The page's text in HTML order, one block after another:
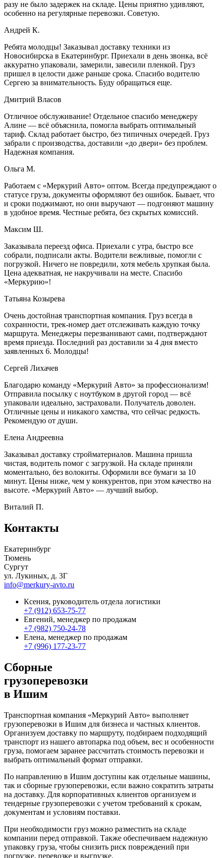
разу не было задержек на складе. Цены приятно удивляют,
особенно на регулярные перевозки. Советую.
Андрей К.
Ребята молодцы! Заказывал доставку техники из
Новосибирска в Екатеринбург. Приехали в день звонка, всё
аккуратно упаковали, замерили, завесили пленкой. Груз
пришел в целости даже раньше срока. Спасибо водителю
Сергею за внимательность. Буду обращаться еще.
Дмитрий Власов
Отличное обслуживание! Отдельное спасибо менеджеру
Алине — всё объяснила, помогла выбрать оптимальный
тариф. Склад работает быстро, без типичных очередей. Груз
забрали с производства, доставили «до двери» без проблем.
Надежная компания.
Ольга М.
Работаем с «Меркурий Авто» оптом. Всегда предупреждают о
статусе груза, документы оформляют без ошибок. Бывает, что
и сроки поджимают, но они выручают — подгоняют машину
в удобное время. Честные ребята, без скрытых комиссий.
Максим Ш.
Заказывала переезд офиса. Приехали с утра, быстро все
собрали, подписали акты. Водители вежливые, помогли с
погрузкой. Ничего не повредили, хотя мебель хрупкая была.
Цена адекватная, не накручивали на месте. Спасибо
«Меркурию»!
Татьяна Козырева
Очень достойная транспортная компания. Груз всегда в
сохранности, трек-номер дает отслеживать каждую точку
маршрута. Менеджеры перезванивают сами, подтверждают
время приезда. Последний раз доставили за 4 дня вместо
заявленных 6. Молодцы!
Сергей Лихачев
Благодарю команду «Меркурий Авто» за профессионализм!
Отправила посылку с ноутбуком в другой город — всё
упаковали идеально, застраховали. Получатель доволен.
Отличные цены и никакого хамства, что сейчас редкость.
Рекомендую от души.
Елена Андреевна
Заказывал доставку стройматериалов. Машина пришла
чистая, водитель помог с загрузкой. На складе приняли
моментально, без волокиты. Оформили все бумаги за 10
минут. Цены ниже, чем у конкурентов, при этом качество на
высоте. «Меркурий Авто» — лучший выбор.
Виталий П.
Контакты
Екатеринбург
Тюмень
Сургут
ул. Лукиных, д. 3Г
info@merkury-avto.ru
Ксения, руководитель отдела логистики
+7 (912) 653-75-77
Евгений, менеджер по продажам
+7 (982) 750-24-78
Елена, менеджер по продажам
+7 (996) 177-23-77
Сборные
грузоперевозки
в Ишим
Транспортная компания «Меркурий Авто» выполняет
грузоперевозки в Ишим для бизнеса и частных клиентов.
Организуем доставку по маршруту, подбираем подходящий
транспорт из нашего автопарка под объем, вес и особенности
груза, помогаем заранее рассчитать стоимость перевозки и
выбрать оптимальный формат отправки.
По направлению в Ишим доступны как отдельные машины,
так и сборные грузоперевозки, если важно сократить затраты
на доставку. Для корпоративных клиентов организуем и
тендерные грузоперевозки с учетом требований к срокам,
документам и условиям поставки.
При необходимости груз можно разместить на складе
компании перед отправкой. Также обеспечиваем надежную
упаковку груза, чтобы снизить риск повреждений при
погрузке, перевозке и выгрузке.